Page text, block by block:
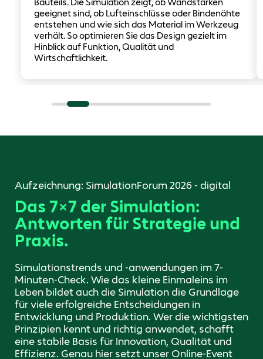
geeignet sind, ob Lufteinschlüsse oder Bindenähte
entstehen und wie sich das Material im Werkzeug
verhält. So optimieren Sie das Design gezielt im
Hinblick auf Funktion, Qualität und
Wirtschaftlichkeit.
Aufzeichnung: SimulationForum 2026 - digital
Das 7×7 der Simulation:
Antworten für Strategie und
Praxis.
Simulationstrends und -anwendungen im 7-
Minuten-Check. Wie das kleine Einmaleins im
Leben bildet auch die Simulation die Grundlage
für viele erfolgreiche Entscheidungen in
Entwicklung und Produktion. Wer die wichtigsten
Prinzipien kennt und richtig anwendet, schafft
eine stabile Basis für Innovation, Qualität und
Effizienz. Genau hier setzt unser Online-Event